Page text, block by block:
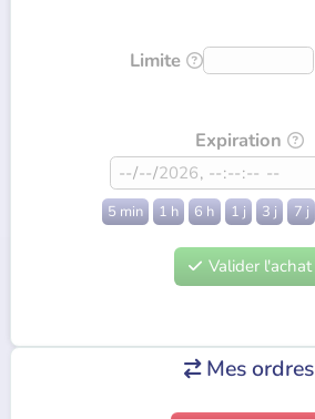
Limite 
Expiration 
5 min 1 h 6 h 1 j 3 j 7 j
 Valider l'achat
Mes ordres